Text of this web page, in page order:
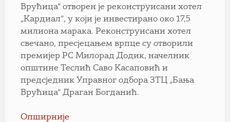
Врућица“ отворен је реконструисани хотел
„Кардиал“, у који је инвестирано око 17,5
милиона марака. Реконструисани хотел
свечано, пресјецањем врпце су отворили
премијер РС Милорад Додик, начелник
општине Теслић Саво Касаповић и
предсједник Управног одбора ЗТЦ „Бања
Врућица“ Драган Богданић.
Опширније